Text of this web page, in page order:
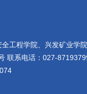
工程学院、兴发矿业学
联系电话：027-